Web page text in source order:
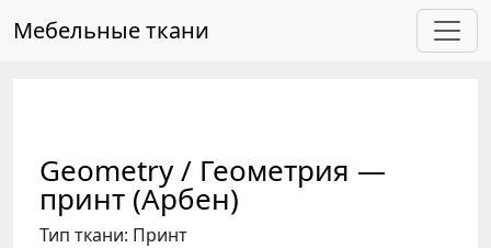
Мебельные ткани
Geometry / Геометрия —
принт (Арбен)
Тип ткани: Принт